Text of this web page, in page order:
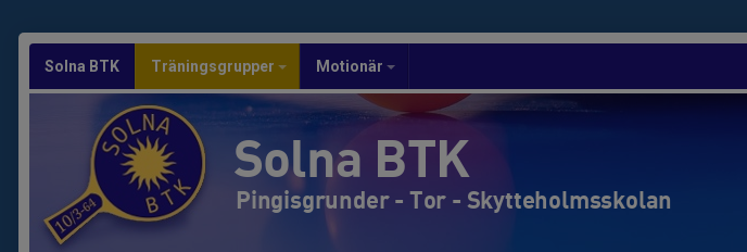
Solna BTK Träningsgrupper Motionär
Solna BTK
Pingisgrunder - Tor - Skytteholmsskolan